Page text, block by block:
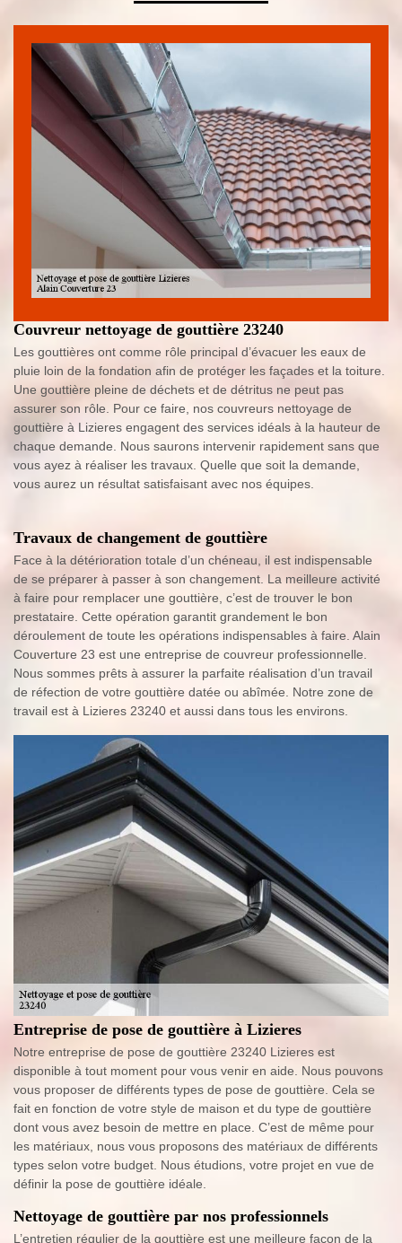
Couvreur nettoyage de gouttière 23240
Les gouttières ont comme rôle principal d’évacuer les eaux de
pluie loin de la fondation afin de protéger les façades et la toiture.
Une gouttière pleine de déchets et de détritus ne peut pas
assurer son rôle. Pour ce faire, nos couvreurs nettoyage de
gouttière à Lizieres engagent des services idéals à la hauteur de
chaque demande. Nous saurons intervenir rapidement sans que
vous ayez à réaliser les travaux. Quelle que soit la demande,
vous aurez un résultat satisfaisant avec nos équipes.
Travaux de changement de gouttière
Face à la détérioration totale d’un chéneau, il est indispensable
de se préparer à passer à son changement. La meilleure activité
à faire pour remplacer une gouttière, c’est de trouver le bon
prestataire. Cette opération garantit grandement le bon
déroulement de toute les opérations indispensables à faire. Alain
Couverture 23 est une entreprise de couvreur professionnelle.
Nous sommes prêts à assurer la parfaite réalisation d’un travail
de réfection de votre gouttière datée ou abîmée. Notre zone de
travail est à Lizieres 23240 et aussi dans tous les environs.
Entreprise de pose de gouttière à Lizieres
Notre entreprise de pose de gouttière 23240 Lizieres est
disponible à tout moment pour vous venir en aide. Nous pouvons
vous proposer de différents types de pose de gouttière. Cela se
fait en fonction de votre style de maison et du type de gouttière
dont vous avez besoin de mettre en place. C’est de même pour
les matériaux, nous vous proposons des matériaux de différents
types selon votre budget. Nous étudions, votre projet en vue de
définir la pose de gouttière idéale.
Nettoyage de gouttière par nos professionnels
L’entretien régulier de la gouttière est une meilleure façon de la